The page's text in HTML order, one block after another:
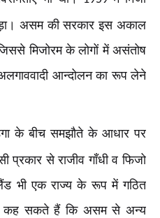
असम की सरकार इस अकाल
मिजोरम के लोगों में असंतोष
आन्दोलन का रूप लेने
के बीच समझौते के आधार पर
प्रकार से राजीव गाँधी व फिजो
भी एक राज्य के रूप में गठित
कह सकते हैं कि असम से अन्य